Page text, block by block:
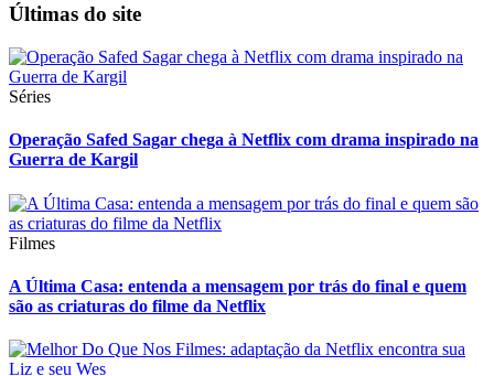
Últimas do site
Séries
Operação Safed Sagar chega à Netflix com drama inspirado na
Guerra de Kargil
Filmes
A Última Casa: entenda a mensagem por trás do final e quem
são as criaturas do filme da Netflix